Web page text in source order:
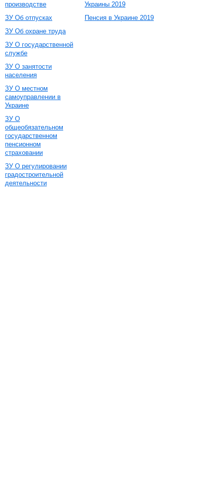
производстве
ЗУ Об отпусках
ЗУ Об охране труда
ЗУ О государственной
службе
ЗУ О занятости
населения
ЗУ О местном
самоуправлении в
Украине
ЗУ О
общеобязательном
государственном
пенсионном
страховании
ЗУ О регулировании
градостроительной
деятельности
Украины 2019
Пенсия в Украине 2019